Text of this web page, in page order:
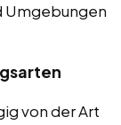
Umgebungen
von der Art